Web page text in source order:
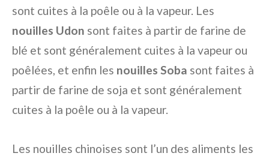
sont cuites à la poêle ou à la vapeur. Les
nouilles Udon sont faites à partir de farine de
blé et sont généralement cuites à la vapeur ou
poêlées, et enfin les nouilles Soba sont faites à
partir de farine de soja et sont généralement
cuites à la poêle ou à la vapeur.
Les nouilles chinoises sont l’un des aliments les